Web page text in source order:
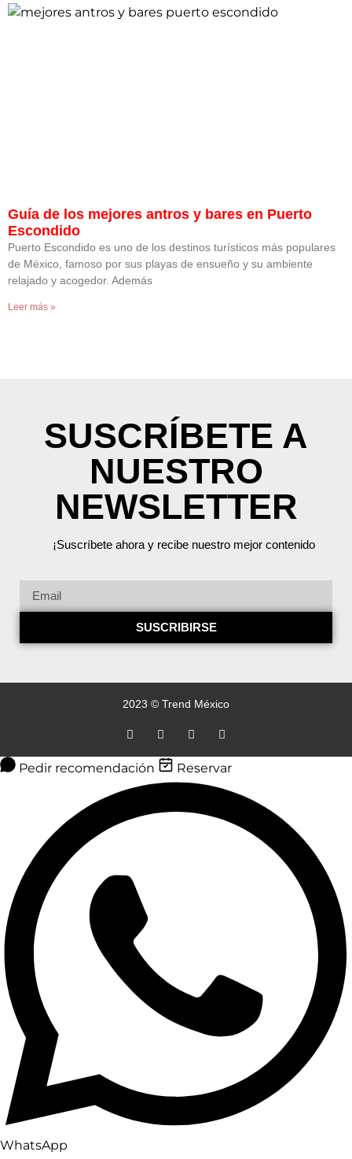
Guía de los mejores antros y bares en Puerto
Escondido
Puerto Escondido es uno de los destinos turísticos más populares
de México, famoso por sus playas de ensueño y su ambiente
relajado y acogedor. Además
Leer más »
SUSCRÍBETE A
NUESTRO
NEWSLETTER
¡Suscríbete ahora y recibe nuestro mejor contenido
SUSCRIBIRSE
2023 © Trend México
Pedir recomendación Reservar
WhatsApp